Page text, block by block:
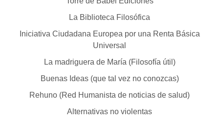
La Biblioteca Filosófica
Iniciativa Ciudadana Europea por una Renta Básica
Universal
La madriguera de María (Filosofía útil)
Buenas Ideas (que tal vez no conozcas)
Rehuno (Red Humanista de noticias de salud)
Alternativas no violentas